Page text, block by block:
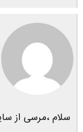
سلام ،مرسی از